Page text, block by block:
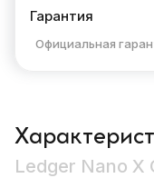
Гарантия
Официальная
Ledger Nano X